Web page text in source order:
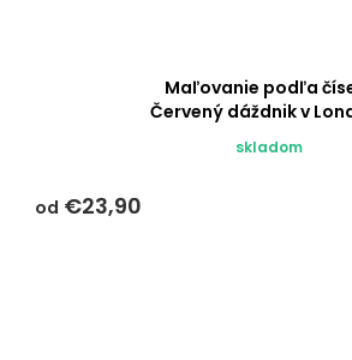
Maľovanie podľa
Červený dáždnik v
skladom
od €23,90